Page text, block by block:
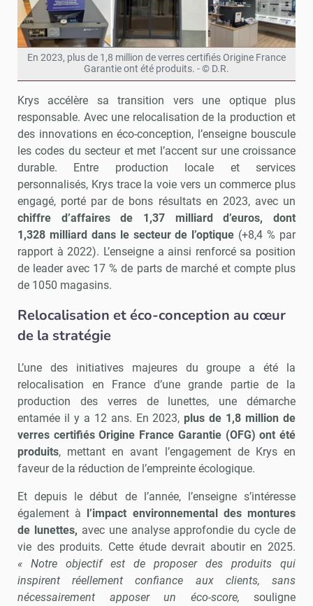
En 2023, plus de 1,8 million de verres certifiés Origine France
Garantie ont été produits. - © D.R.
Krys accélère sa transition vers une optique plus
responsable. Avec une relocalisation de la production et
des innovations en éco-conception, l’enseigne bouscule
les codes du secteur et met l’accent sur une croissance
durable. Entre production locale et services
personnalisés, Krys trace la voie vers un commerce plus
engagé, porté par de bons résultats en 2023, avec un
chiffre d’affaires de 1,37 milliard d’euros, dont
1,328 milliard dans le secteur de l’optique (+8,4 % par
rapport à 2022). L’enseigne a ainsi renforcé sa position
de leader avec 17 % de parts de marché et compte plus
de 1050 magasins.
Relocalisation et éco-conception au cœur
de la stratégie
L’une des initiatives majeures du groupe a été la
relocalisation en France d’une grande partie de la
production des verres de lunettes, une démarche
entamée il y a 12 ans. En 2023, plus de 1,8 million de
verres certifiés Origine France Garantie (OFG) ont été
produits, mettant en avant l’engagement de Krys en
faveur de la réduction de l’empreinte écologique.
Et depuis le début de l’année, l’enseigne s’intéresse
également à l’impact environnemental des montures
de lunettes, avec une analyse approfondie du cycle de
vie des produits. Cette étude devrait aboutir en 2025.
« Notre objectif est de proposer des produits qui
inspirent réellement confiance aux clients, sans
nécessairement apposer un éco-score, souligne